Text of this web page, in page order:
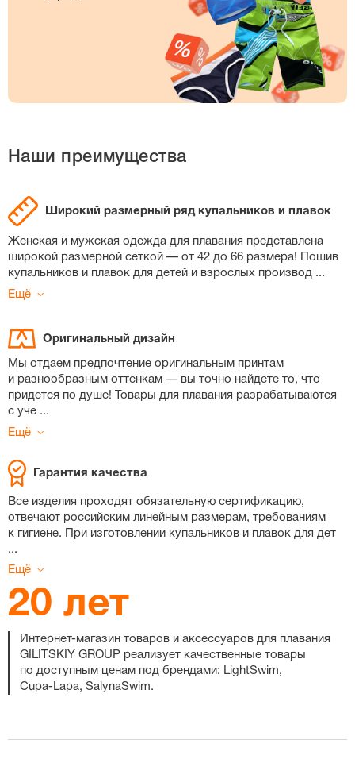
Наши преимущества
Широкий размерный ряд купальников и плавок
Женская и мужская одежда для плавания представлена
широкой размерной сеткой — от 42 до 66 размера! Пошив
купальников и плавок для детей и взрослых производ ...
Ещё
Оригинальный дизайн
Мы отдаем предпочтение оригинальным принтам
и разнообразным оттенкам — вы точно найдете то, что
придется по душе! Товары для плавания разрабатываются
с уче ...
Ещё
Гарантия качества
Все изделия проходят обязательную сертификацию,
отвечают российским линейным размерам, требованиям
к гигиене. При изготовлении купальников и плавок для дет
...
Ещё
20 лет
Интернет-магазин товаров и аксессуаров для плавания
GILITSKIY GROUP реализует качественные товары
по доступным ценам под брендами: LightSwim,
Cupa-Lapa, SalynaSwim.